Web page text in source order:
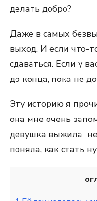
делать добро?
Даже в самых
выход. И если что-
сдаваться. Если у
до конца, пока не
Эту историю я
она мне очень
девушка выжила
поняла, как стать